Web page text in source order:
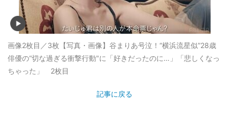
画像2枚目／3枚 【写真・画像】谷まりあ号泣！“横浜流星似”28歳
俳優の“切な過ぎる衝撃行動"に「好きだったのに…」「悲しくなっ
ちゃった」 2枚目
記事に戻る